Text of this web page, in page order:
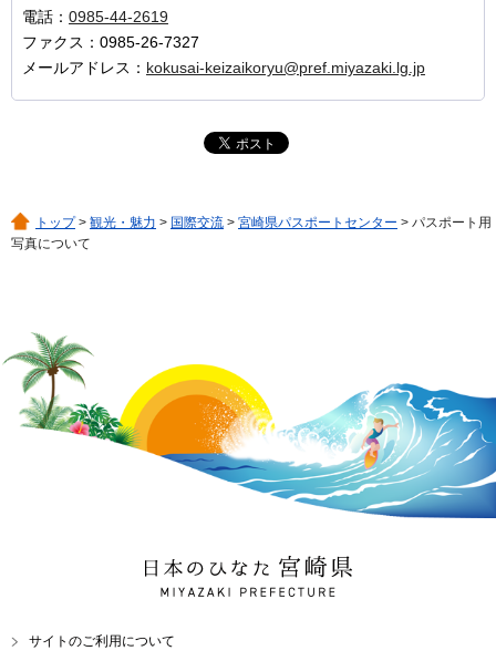
電話： 0985-44-2619
ファクス：0985-26-7327
メールアドレス： kokusai-keizaikoryu@pref.miyazaki.lg.jp
トップ> 観光・魅力 > 国際交流 > 宮崎県パスポートセンター > パスポート用
写真について
日本のひなた 宮崎県
MIYAZAKI PREFECTURE
サイトのご利用について